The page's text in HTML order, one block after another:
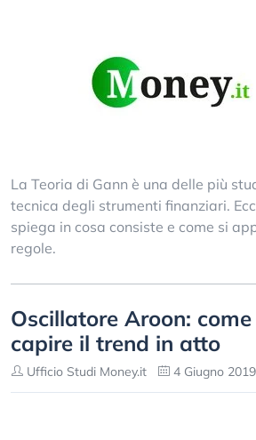
La Teoria di Gann è una delle più
tecnica degli strumenti finanziari.
spiega in cosa consiste e come si
regole.
Oscillatore Aroon:
capire il trend in atto
Ufficio Studi Money.it 4 Giugno